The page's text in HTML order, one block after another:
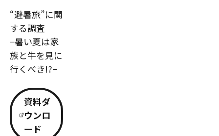
“避暑旅”に関
する調査
−暑い夏は家
族と牛を見に
行くべき!?−
資料ダ
ウンロ
ード